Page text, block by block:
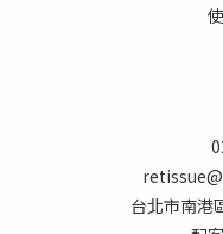
台北市南港